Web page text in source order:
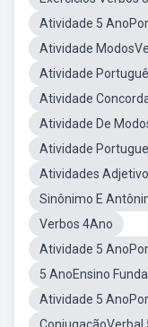
Atividade 5
Atividade
Atividade
Atividade
Atividade De
Atividade
Atividades
Sinônimo E
Verbos 4Ano
Atividade 5
5 AnoEnsino
Atividade 5